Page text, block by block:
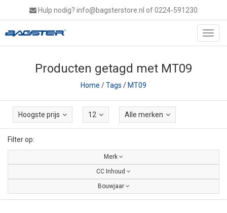
Hulp nodig? info@bagsterstore.nl of 0224-591230
Producten getagd met MT09
Home /Tags /MT09
Hoogste prijs 12 Alle merken
Filter op:
Merk
CC Inhoud
Bouwjaar